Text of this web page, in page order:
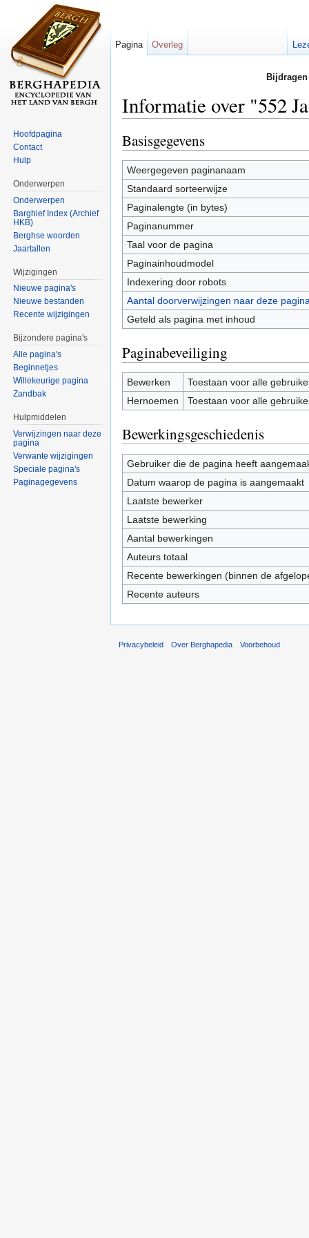
Informatie over "552
Basisgegevens
Weergegeven paginanaam
Standaard sorteerwijze
Paginalengte (in bytes)
Paginanummer
Taal voor de pagina
Paginainhoudmodel
Indexering door robots
Aantal doorverwijzingen naar deze
Geteld als pagina met inhoud
Paginabeveiliging
Bewerken
Toestaan voor alle
Hernoemen
Toestaan voor alle
Bewerkingsgeschiedenis
Gebruiker die de pagina heeft
Datum waarop de pagina is aangemaakt
Laatste bewerker
Laatste bewerking
Aantal bewerkingen
Auteurs totaal
Recente bewerkingen (binnen de
Recente auteurs
Pagina Overleg
Hoofdpagina
Contact
Hulp
Onderwerpen
Onderwerpen
Barghief Index (Archief
HKB)
Berghse woorden
Jaartallen
Wijzigingen
Nieuwe pagina's
Nieuwe bestanden
Recente wijzigingen
Bijzondere pagina's
Alle pagina's
Beginnetjes
Willekeurige pagina
Zandbak
Hulpmiddelen
Verwijzingen naar deze
pagina
Verwante wijzigingen
Speciale pagina's
Paginagegevens
Privacybeleid Over Berghapedia Voorbehoud